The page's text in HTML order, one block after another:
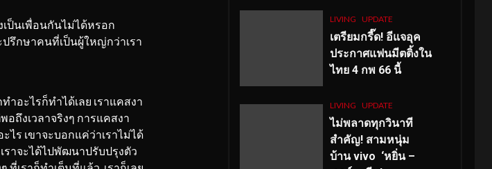
ป็นเพื่อนกันไม่ได้หรอก
ปรึกษาคนที่เป็นผู้ใหญ่กว่าเรา
ำอะไรก็ทำได้เลย เราแคสงา
อถึงเวลาจริงๆ การแคสงา
ไร เขาจะบอกแค่ว่าเราไม่ได้
ราจะได้ไปพัฒนาปรับปรุงตัว
LIVING UPDATE
เตรียมกรี๊ด! อีแจอุค
ประกาศแฟนมีตติ้งใน
ไทย 4 กพ 66 นี้
LIVING UPDATE
ไม่พลาดทุกวินาที
สำคัญ! สามหนุ่ม
บ้าน vivo ‘หยิ่น –